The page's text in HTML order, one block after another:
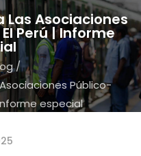
Las Asociaciones
Perú | Informe
/
Público-
especial